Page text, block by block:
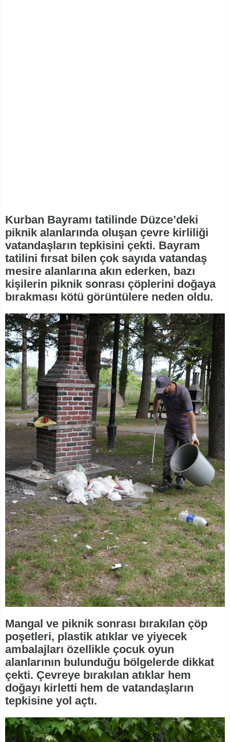
Kurban Bayramı tatilinde Düzce’deki
piknik alanlarında oluşan çevre kirliliği
vatandaşların tepkisini çekti. Bayram
tatilini fırsat bilen çok sayıda vatandaş
mesire alanlarına akın ederken, bazı
kişilerin piknik sonrası çöplerini doğaya
bırakması kötü görüntülere neden oldu.
Mangal ve piknik sonrası bırakılan çöp
poşetleri, plastik atıklar ve yiyecek
ambalajları özellikle çocuk oyun
alanlarının bulunduğu bölgelerde dikkat
çekti. Çevreye bırakılan atıklar hem
doğayı kirletti hem de vatandaşların
tepkisine yol açtı.